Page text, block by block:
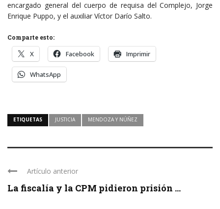
encargado general del cuerpo de requisa del Complejo, Jorge
Enrique Puppo, y el auxiliar Víctor Darío Salto.
Comparte esto:
X Facebook Imprimir
WhatsApp
ETIQUETAS JUSTICIA MENDOZA Y NÚÑEZ
Artículo anterior
La fiscalía y la CPM pidieron prisión ...